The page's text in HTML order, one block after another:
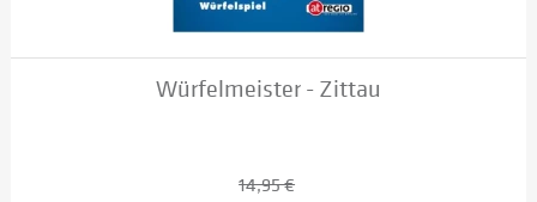
Würfelmeister - Zittau
14,95 €